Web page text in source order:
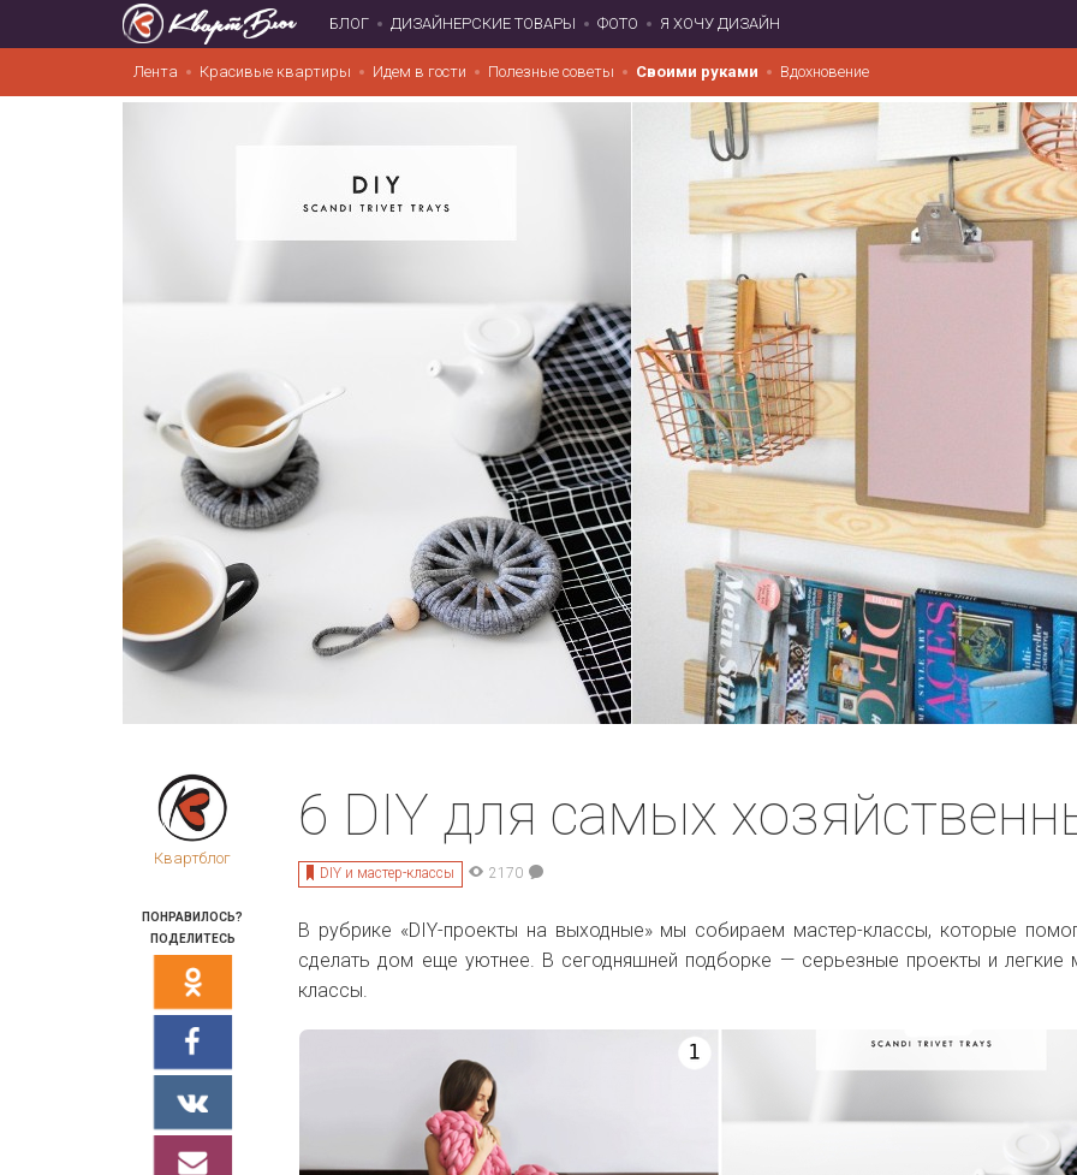
БЛОГ ДИЗАЙНЕРСКИЕ ТОВАРЫ ФОТО Я ХОЧУ ДИЗАЙН
Лента Красивые квартиры Идем в гости Полезные советы Своими руками Вдохновение
Квартблог
ПОНРАВИЛОСЬ?
ПОДЕЛИТЕСЬ
6 DIY для самых
DIY и мастер-классы 2170
В рубрике «DIY-проекты на выходные» мы собираем мастер-классы, которые
сделать дом еще уютнее. В сегодняшней подборке — серьезные проекты и легкие
классы.